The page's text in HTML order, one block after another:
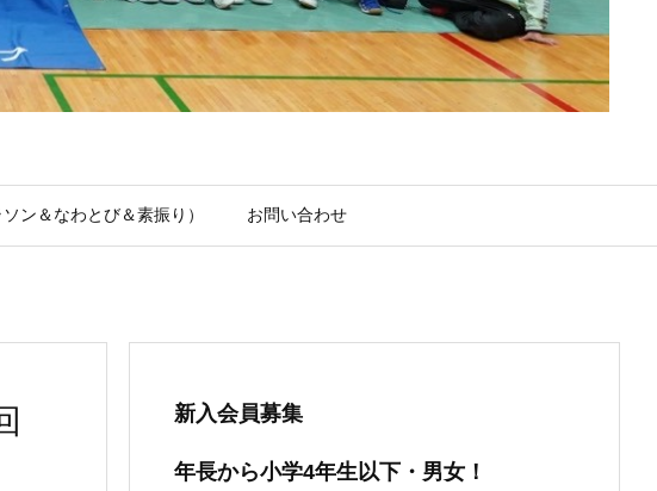
ン＆なわとび＆素振り） お問い合わせ
新入会員募集
年長から小学4年生以下・男女！